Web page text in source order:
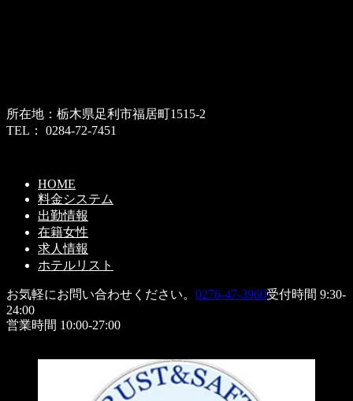
所在地：栃木県足利市福居町1515-2
TEL： 0284-72-7451
HOME
料金システム
出勤情報
在籍女性
求人情報
ホテルリスト
お気軽にお問い合わせください。 0276-47-3960受付時間 9:30-
24:00
営業時間 10:00-27:00